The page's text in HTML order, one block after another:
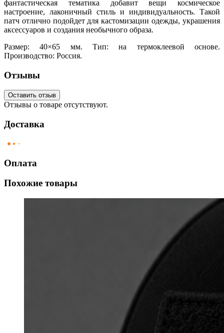
фантастическая тематика добавит вещи космическое
настроение, лаконичный стиль и индивидуальность. Такой
патч отлично подойдет для кастомизации одежды, украшения
аксессуаров и создания необычного образа.
Размер: 40×65 мм. Тип: на термоклеевой основе.
Производство: Россия.
Отзывы
Оставить отзыв
Отзывы о товаре отсутствуют.
Доставка
Оплата
Похожие товары